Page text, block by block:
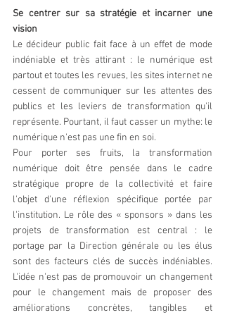
Se centrer sur sa stratégie et incarner une
vision
Le décideur public fait face à un effet de mode
indéniable et très attirant : le numérique est
partout et toutes les revues, les sites internet ne
cessent de communiquer sur les attentes des
publics et les leviers de transformation qu'il
représente. Pourtant, il faut casser un mythe: le
numérique n'est pas une fin en soi.
Pour porter ses fruits, la transformation
numérique doit être pensée dans le cadre
stratégique propre de la collectivité et faire
l'objet d'une réflexion spécifique portée par
l'institution. Le rôle des « sponsors » dans les
projets de transformation est central : le
portage par la Direction générale ou les élus
sont des facteurs clés de succès indéniables.
L'idée n'est pas de promouvoir un changement
pour le changement mais de proposer des
améliorations concrètes, tangibles et